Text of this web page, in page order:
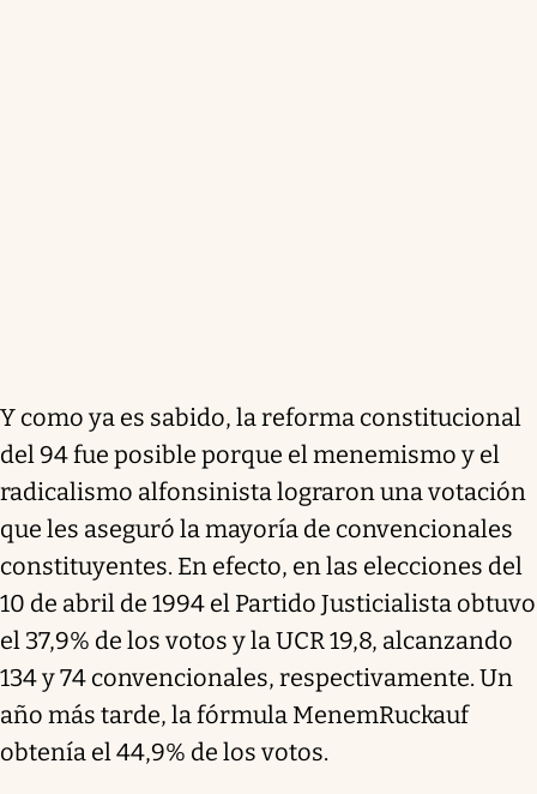
Y como ya es sabido, la reforma constitucional
del 94 fue posible porque el menemismo y el
radicalismo alfonsinista lograron una votación
que les aseguró la mayoría de convencionales
constituyentes. En efecto, en las elecciones del
10 de abril de 1994 el Partido Justicialista obtuvo
el 37,9% de los votos y la UCR 19,8, alcanzando
134 y 74 convencionales, respectivamente. Un
año más tarde, la fórmula MenemRuckauf
obtenía el 44,9% de los votos.